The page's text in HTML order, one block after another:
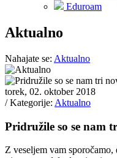
Eduroam
Aktualno
Nahajate se: Aktualno
torek, 02. oktober 2018
/ Kategorije: Aktualno
Pridružile so se nam
Z veseljem vam